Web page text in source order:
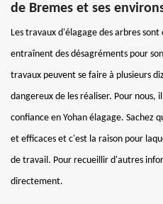
de Bremes et ses
Les travaux d'élagage des arbres
entraînent des désagréments pour
travaux peuvent se faire à plusieurs
dangereux de les réaliser. Pour
confiance en Yohan élagage. Sachez
et efficaces et c'est la raison pour
de travail. Pour recueillir d'autres
directement.